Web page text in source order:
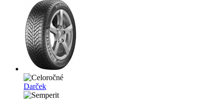
Darček